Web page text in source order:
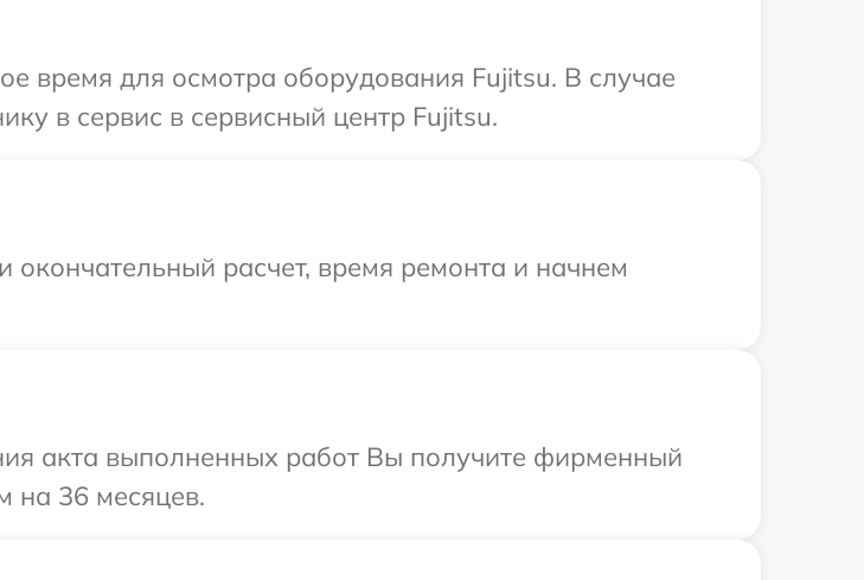
время для осмотра оборудования Fujitsu. В случае
в сервис в сервисный центр Fujitsu.
расчет, время ремонта и начнем
акта выполненных работ Вы получите фирменный
на 36 месяцев.